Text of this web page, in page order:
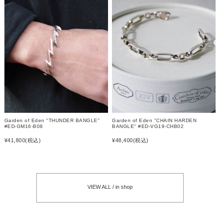
Garden of Eden "THUNDER BANGLE"
#ED-GM16-B08
¥41,800(税込)
Garden of Eden "CHAIN HARDEN
BANGLE" #ED-VG19-CHB02
¥48,400(税込)
VIEW ALL / in shop